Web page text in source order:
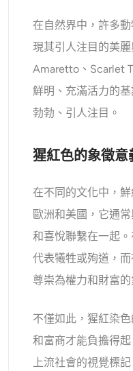
在自然界中，許多
現其引人注目的美
Amaretto、Scarlet
鮮明、充滿活力的
勃勃、引人注目。
猩紅色的象徵意
在不同的文化中，
歐洲和美國，它通
和喜悅聯繫在一起
代表犧牲或殉道，
尊崇為權力和財富的
不僅如此，猩紅染
和富商才能負擔得
上流社會的視覺標記